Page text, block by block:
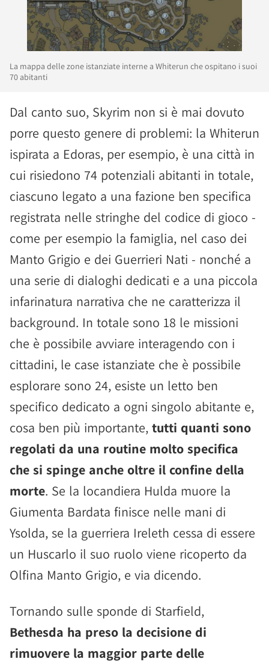
La mappa delle zone istanziate interne a Whiterun che ospitano i suoi
70 abitanti
Dal canto suo, Skyrim non si è mai dovuto
porre questo genere di problemi: la Whiterun
ispirata a Edoras, per esempio, è una città in
cui risiedono 74 potenziali abitanti in totale,
ciascuno legato a una fazione ben specifica
registrata nelle stringhe del codice di gioco -
come per esempio la famiglia, nel caso dei
Manto Grigio e dei Guerrieri Nati - nonché a
una serie di dialoghi dedicati e a una piccola
infarinatura narrativa che ne caratterizza il
background. In totale sono 18 le missioni
che è possibile avviare interagendo con i
cittadini, le case istanziate che è possibile
esplorare sono 24, esiste un letto ben
specifico dedicato a ogni singolo abitante e,
cosa ben più importante, tutti quanti sono
regolati da una routine molto specifica
che si spinge anche oltre il confine della
morte. Se la locandiera Hulda muore la
Giumenta Bardata finisce nelle mani di
Ysolda, se la guerriera Ireleth cessa di essere
un Huscarlo il suo ruolo viene ricoperto da
Olfina Manto Grigio, e via dicendo.
Tornando sulle sponde di Starfield,
Bethesda ha preso la decisione di
rimuovere la maggior parte delle